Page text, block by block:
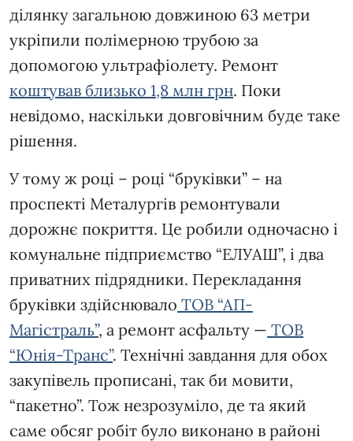
ділянку загальною довжиною 63 метри
укріпили полімерною трубою за
допомогою ультрафіолету. Ремонт
коштував близько 1,8 млн грн. Поки
невідомо, наскільки довговічним буде таке
рішення.
У тому ж році – році “бруківки” – на
проспекті Металургів ремонтували
дорожнє покриття. Це робили одночасно і
комунальне підприємство “ЕЛУАШ”, і два
приватних підрядники. Перекладання
бруківки здійснювало ТОВ “АП-
Магістраль”, а ремонт асфальту — ТОВ
“Юнія-Транс”. Технічні завдання для обох
закупівель прописані, так би мовити,
“пакетно”. Тож незрозуміло, де та який
саме обсяг робіт було виконано в районі